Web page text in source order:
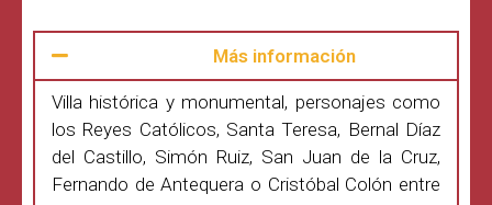
Más información
Villa histórica y monumental, personajes como
los Reyes Católicos, Santa Teresa, Bernal Díaz
del Castillo, Simón Ruiz, San Juan de la Cruz,
Fernando de Antequera o Cristóbal Colón entre